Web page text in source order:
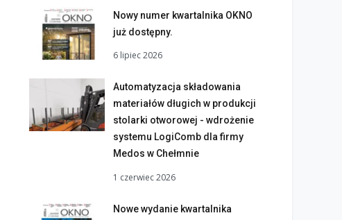
Nowy numer kwartalnika OKNO
już dostępny.
6 lipiec 2026
Automatyzacja składowania
materiałów długich w produkcji
stolarki otworowej - wdrożenie
systemu LogiComb dla firmy
Medos w Chełmnie
1 czerwiec 2026
Nowe wydanie kwartalnika